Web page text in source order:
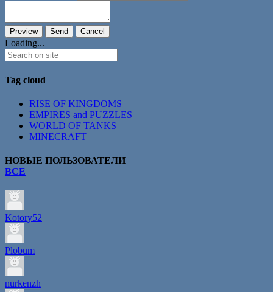
Loading...
Tag cloud
RISE OF KINGDOMS
EMPIRES and PUZZLES
WORLD OF TANKS
MINECRAFT
НОВЫЕ ПОЛЬЗОВАТЕЛИ
ВСЕ
Kotory52
Plobum
nurkenzh